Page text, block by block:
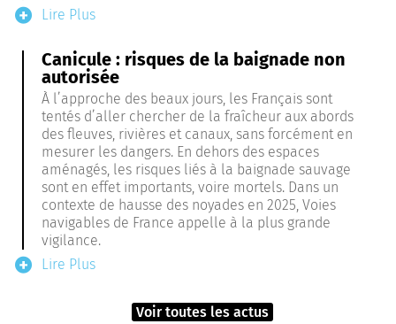
Lire Plus
Canicule : risques de la baignade non
autorisée
À l’approche des beaux jours, les Français sont
tentés d’aller chercher de la fraîcheur aux abords
des fleuves, rivières et canaux, sans forcément en
mesurer les dangers. En dehors des espaces
aménagés, les risques liés à la baignade sauvage
sont en effet importants, voire mortels. Dans un
contexte de hausse des noyades en 2025, Voies
navigables de France appelle à la plus grande
vigilance.
Lire Plus
Voir toutes les actus